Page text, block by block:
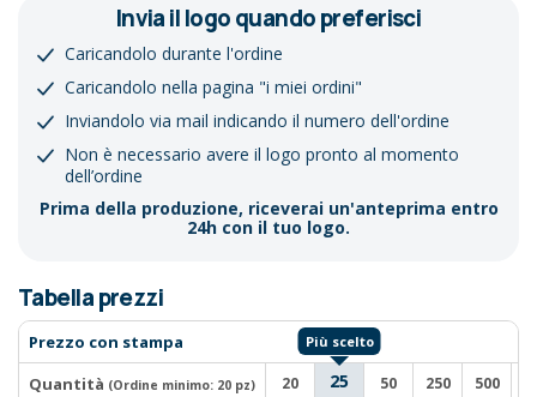
Invia il logo quando preferisci
Caricandolo durante l'ordine
Caricandolo nella pagina "i miei ordini"
Inviandolo via mail indicando il numero dell'ordine
Non è necessario avere il logo pronto al momento
dell’ordine
Prima della produzione, riceverai un'anteprima entro
24h con il tuo logo.
Tabella prezzi
Prezzo con stampa
Quantità (Ordine minimo: 20 pz) 20 25 50 250 500